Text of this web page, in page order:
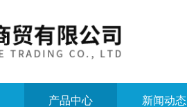
产品中心 新闻动态